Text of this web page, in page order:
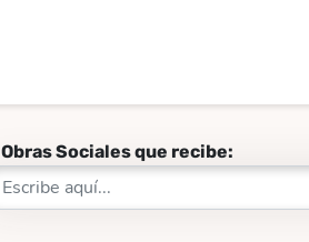
Obras Sociales que recibe: